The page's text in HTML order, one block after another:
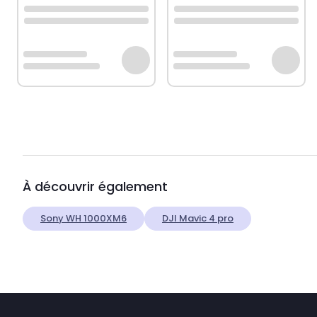
À découvrir également
Sony WH 1000XM6 DJI Mavic 4 pro